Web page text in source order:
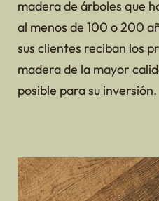
madera de árboles que
al menos de 100 o 200
sus clientes reciban los
madera de la mayor
posible para su inversión.